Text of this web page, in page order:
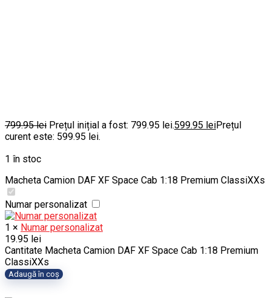
799.95lei Prețul inițial a fost: 799.95 lei.599.95 leiPrețul
curent este: 599.95 lei.
1 în stoc
Macheta Camion DAF XF Space Cab 1:18 Premium ClassiXXs
Numar personalizat
1 × Numar personalizat
19.95 lei
Cantitate Macheta Camion DAF XF Space Cab 1:18 Premium
ClassiXXs
Adaugă în coș